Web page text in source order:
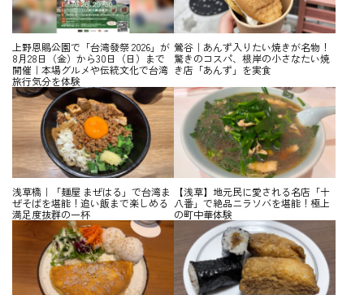
上野恩賜公園で「台湾發祭 2026」が
8月28日（金）から30日（日）まで
開催｜本場グルメや伝統文化で台湾
旅行気分を体験
鶯谷｜あんず入りたい焼きが名物！
驚きのコスパ、根岸の小さなたい焼
き店「あんず」を実食
浅草橋｜「麺屋 まぜはる」で台湾ま
ぜそばを堪能！追い飯まで楽しめる
満足度抜群の一杯
【浅草】地元民に愛される名店「十
八番」で絶品ニラソバを堪能！極上
の町中華体験